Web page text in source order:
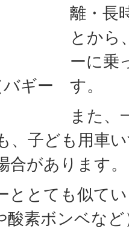
ギー
離・長
とから
ーに乗
す。
また、
、子ども用車
があります。
ととても似て
酸素ボンベな